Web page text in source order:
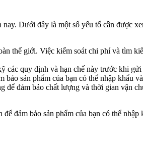
Dưới đây là một số yếu tố cần được
thế giới. Việc kiểm soát chi phí và tìm
quy định và hạn chế này trước khi
bảo sản phẩm của bạn có thể nhập khẩu
đảm bảo chất lượng và thời gian vận
đảm bảo sản phẩm của bạn có thể